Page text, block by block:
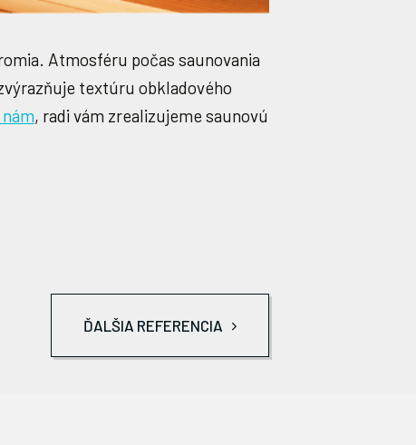
Atmosféru počas saunovania
textúru obkladového
, radi vám zrealizujeme saunovú
ĎALŠIA REFERENCIA